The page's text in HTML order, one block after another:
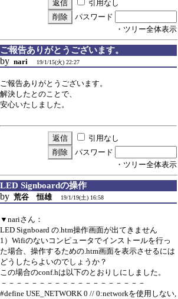
引用なし
パスワード
・ツリー全体表示
ご報告ありがとうございます。
by nari 19/1/15(火) 22:27
ご報告ありがとうございます。
解決したとのことで、
安心いたしました。
引用なし
パスワード
・ツリー全体表示
LED Signboardの操作
by 荒谷 恒雄 19/1/19(土) 16:58
▼nariさん：
LED Signboard の.htm操作画面が出てきません
1）Wifiのないコンピュータでインストールを行っ
た場合、操作するための.htm画面を表示させるには
どうしたらよいのでしょうか？
この場合のconf.hは以下のとおりしにしました。
－－－－－－－－－－－－－－－－－－－
#define USE_NETWORK 0 // 0:networkを使用しない,